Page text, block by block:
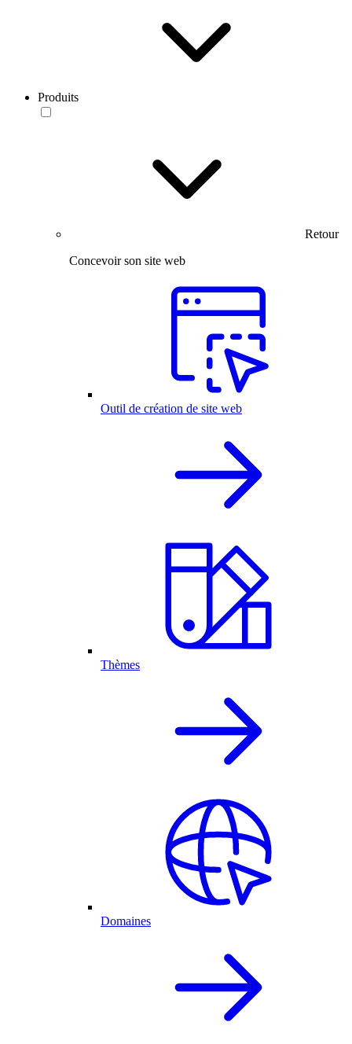
Produits
Retour
Concevoir son site web
Outil de création de site web
Thèmes
Domaines